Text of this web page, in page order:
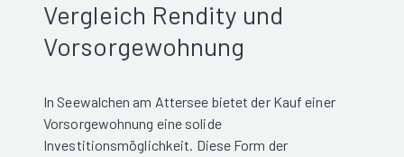
Vergleich Rendity und
Vorsorgewohnung
In Seewalchen am Attersee bietet der Kauf einer
Vorsorgewohnung eine solide
Investitionsmöglichkeit. Diese Form der